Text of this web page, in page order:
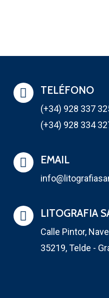
TELÉFONO
(+34) 928 337
(+34) 928 334
EMAIL
LITOGRAFIA
Calle Pintor,
35219, Telde -